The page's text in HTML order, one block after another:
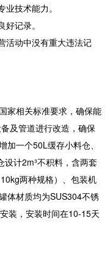
技术能力。
记录。
活动中没有重大违法记
家相关标准要求，确保能
及管道进行改造，确保
一个50L缓存小料仓、
计2m³不积料，含两套
两种规格）、包装机
体材质均为SUS304不锈
装，安装时间在10-15天